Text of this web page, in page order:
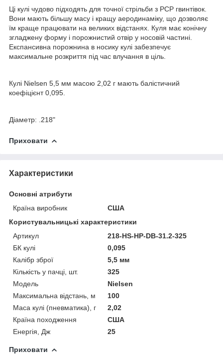
Ці кулі чудово підходять для точної стрільби з PCP гвинтівок.
Вони мають більшу масу і кращу аеродинаміку, що дозволяє
їм краще працювати на великих відстанях. Куля має конічну
згладжену форму і порожнистий отвір у носовій частині.
Експансивна порожнина в носику кулі забезпечує
максимальне розкриття під час влучання в ціль.
Кулі Nielsen 5,5 мм масою 2,02 г мають балістичний
коефіцієнт 0,095.
Діаметр: .218"
Приховати
Характеристики
Основні атрибути
Країна виробник
США
Користувальницькі характеристики
Артикул
218-HS-HP-DB-31.2-325
БК кулі
0,095
Калібр зброї
5,5 мм
Кількість у пачці, шт.
325
Мoдель
Nielsen
Максимальна відстань, м
100
Маса кулі (пневматика), г
2,02
Країна походження
США
Енергія, Дж
25
Приховати